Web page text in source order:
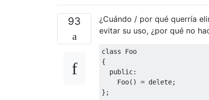
93
¿Cuándo / por qué querría
evitar su uso, ¿por qué no
class
Foo
{
public:
Foo() = delete;
};